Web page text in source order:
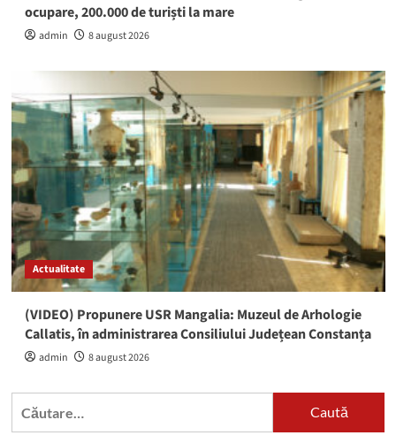
ocupare, 200.000 de turiști la mare
admin 8 august 2026
Actualitate
(VIDEO) Propunere USR Mangalia: Muzeul de Arhologie
Callatis, în administrarea Consiliului Județean Constanța
admin 8 august 2026
Caută